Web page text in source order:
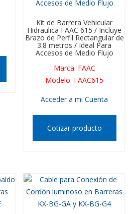
Kit de Barrera Vehicular
Hidraulica FAAC 615 / Incluye
Brazo de Perfil Rectangular de
3.8 metros / Ideal Para
Accesos de Medio Flujo
Marca: FAAC
Modelo: FAAC615
Acceder a mi Cuenta
Cotizar producto